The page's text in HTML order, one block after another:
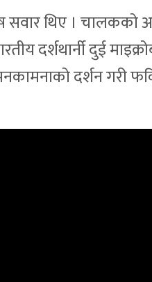
सवार थिए । चालकको
दर्शथार्नी दुई
दर्शन गरी